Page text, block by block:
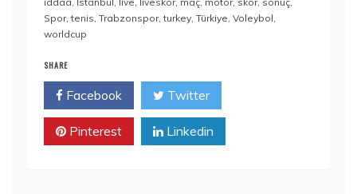
Spor,tenis, Trabzonspor,turkey, Türkiye, Voleybol,
worldcup
SHARE
Facebook Twitter
Pinterest Linkedin